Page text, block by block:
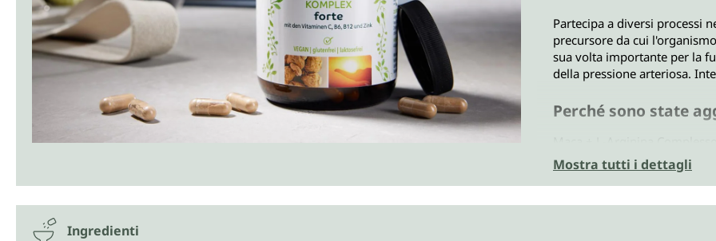
Partecipa a diversi processi
precursore da cui
sua volta importante per la
della pressione arteriosa.
Perché sono state
immunitario, con le vitamine
l'assorbimento del ferro,
La vitamina B6 contribuisce
formazione dei globuli
Mostra tutti i dettagli
Ingredienti